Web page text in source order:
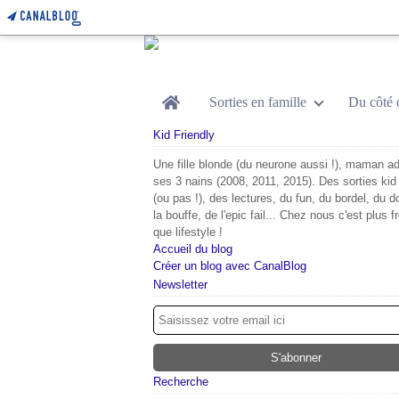
Home Sorties en famille Du côté
Kid Friendly
Une fille blonde (du neurone aussi !), maman
ses 3 nains (2008, 2011, 2015). Des sorties
(ou pas !), des lectures, du fun, du bordel, du
la bouffe, de l'epic fail... Chez nous c'est plus
que lifestyle !
Accueil du blog
Créer un blog avec CanalBlog
Newsletter
Recherche